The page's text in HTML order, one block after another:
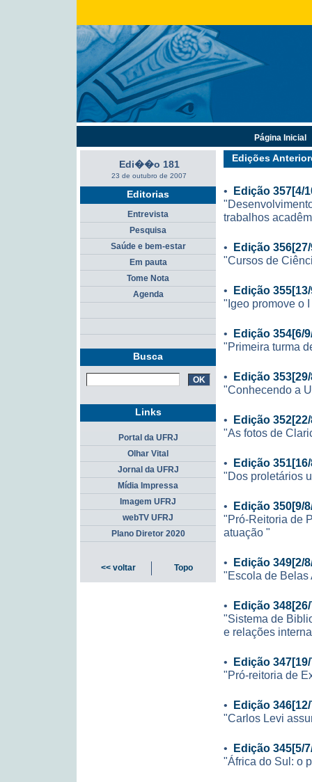
Edições
• Edição 357[4/
trabalhos
• Edição
"Cursos de
• Edição
"Igeo promove o
• Edição 354[6/
"Primeira turma
• Edição
"Conhecendo a
• Edição
"As fotos de
• Edição
"Dos proletários
• Edição 350[9/
"Pró-Reitoria de
atuação "
• Edição 349[2/
"Escola de Belas
• Edição
"Sistema de
e relações
• Edição
"Pró-reitoria de
• Edição
"Carlos Levi
• Edição 345[5/
"África do Sul: o
Edi��o 181
23 de outubro de 2007
Editorias
Entrevista
Pesquisa
Saúde e bem-estar
Em pauta
Tome Nota
Agenda
Busca
Página Inicial
Links
Portal da UFRJ
Olhar Vital
Jornal da UFRJ
Mídia Impressa
Imagem UFRJ
webTV UFRJ
Plano Diretor 2020
<< voltar Topo